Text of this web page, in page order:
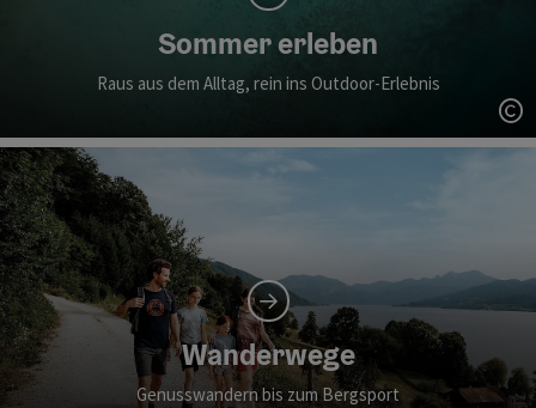
Sommer erleben
Raus aus dem Alltag, rein ins Outdoor-Erlebnis
Wanderwege
Genusswandern bis zum Bergsport